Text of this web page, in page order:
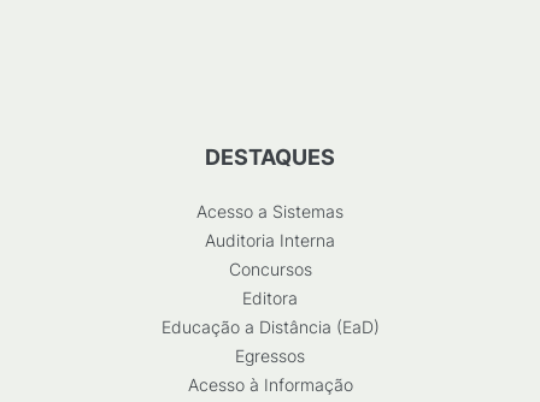
DESTAQUES
Acesso a Sistemas
Auditoria Interna
Concursos
Editora
Educação a Distância (EaD)
Egressos
Acesso à Informação